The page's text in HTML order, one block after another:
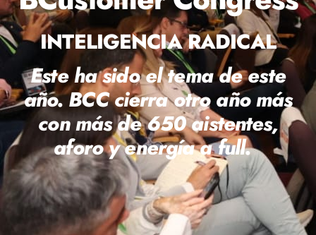
INTELIGENCIA RADICAL
Este ha sido el tema de este
año. BCC cierra otro año más
con más de 650 aistentes,
aforo y energía a full.